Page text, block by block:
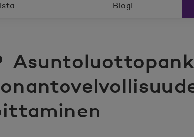
Blogi